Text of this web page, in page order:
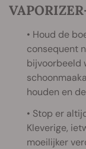
• Houd de
consequent
bijvoorbeeld
houden en
• Stop er
Kleverige,
moeilijker